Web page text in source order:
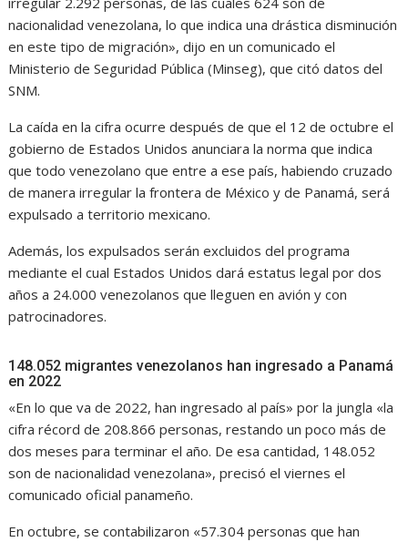
nacionalidad venezolana, lo que indica una drástica disminución
en este tipo de migración», dijo en un comunicado el
Ministerio de Seguridad Pública (Minseg), que citó datos del
SNM.
La caída en la cifra ocurre después de que el 12 de octubre el
gobierno de Estados Unidos anunciara la norma que indica
que todo venezolano que entre a ese país, habiendo cruzado
de manera irregular la frontera de México y de Panamá, será
expulsado a territorio mexicano.
Además, los expulsados serán excluidos del programa
mediante el cual Estados Unidos dará estatus legal por dos
años a 24.000 venezolanos que lleguen en avión y con
patrocinadores.
148.052 migrantes venezolanos han ingresado a Panamá
en 2022
«En lo que va de 2022, han ingresado al país» por la jungla «la
cifra récord de 208.866 personas, restando un poco más de
dos meses para terminar el año. De esa cantidad, 148.052
son de nacionalidad venezolana», precisó el viernes el
comunicado oficial panameño.
En octubre, se contabilizaron «57.304 personas que han